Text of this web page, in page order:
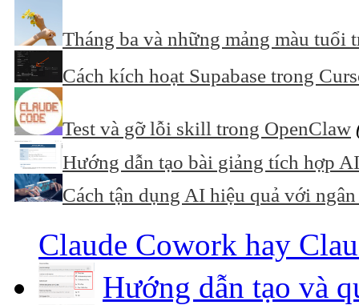
Tháng ba và những mảng màu tuổi
Cách kích hoạt Supabase trong
Test và gỡ lỗi skill trong OpenClaw
Hướng dẫn tạo bài giảng tích hợp
Cách tận dụng AI hiệu quả với ngân
Claude Cowork hay
Hướng dẫn tạo và